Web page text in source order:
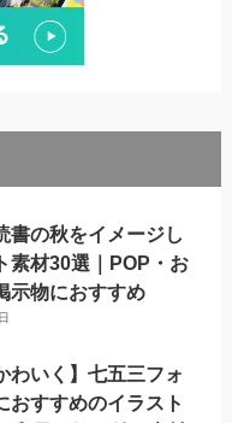
書の秋をイメージし
素材30選｜POP・お
示物におすすめ
わいく】七五三フォ
おすすめのイラスト